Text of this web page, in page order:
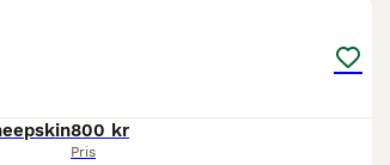
800 kr
Pris